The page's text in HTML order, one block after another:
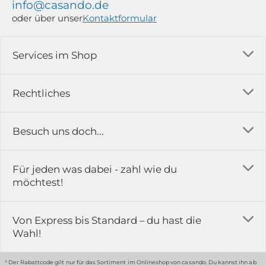
Rechtliches
Impressum
Rückgabe & Reklamation
Widerrufsrecht
Datenschutz-Einstellung
Services im Shop
Versandkosten
Erfahrungsberichte & Bewertungen
Kontakt
Karriere
Gewerbekunden
Grounding Page
Besuch uns doch...
in der Ausstellung...
51789 Lindlar
Hinweis:
info@casando.de
oder über unserKontaktformular
Für jeden was dabei - zahl wie du
möchtest!
Von Express bis Standard – du hast die
Wahl!
¹ Der Rabattcode gilt nur für das Sortiment im Onlineshop von casando. Du kannst ihn ab